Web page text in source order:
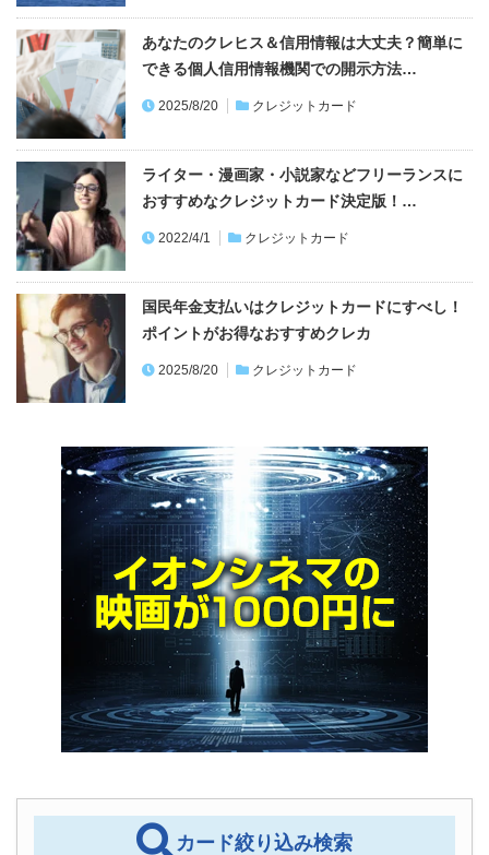
あなたのクレヒス＆信用情報は大丈夫？簡単に
できる個人信用情報機関での開示方法…
2025/8/20 クレジットカード
ライター・漫画家・小説家などフリーランスに
おすすめなクレジットカード決定版！…
2022/4/1 クレジットカード
国民年金支払いはクレジットカードにすべし！
ポイントがお得なおすすめクレカ
2025/8/20 クレジットカード
カード絞り込み検索